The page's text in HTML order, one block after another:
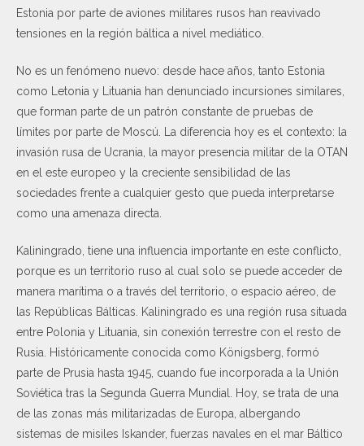
Estonia por parte de aviones militares rusos han reavivado
tensiones en la región báltica a nivel mediático.
No es un fenómeno nuevo: desde hace años, tanto Estonia
como Letonia y Lituania han denunciado incursiones similares,
que forman parte de un patrón constante de pruebas de
límites por parte de Moscú. La diferencia hoy es el contexto: la
invasión rusa de Ucrania, la mayor presencia militar de la OTAN
en el este europeo y la creciente sensibilidad de las
sociedades frente a cualquier gesto que pueda interpretarse
como una amenaza directa.
Kaliningrado, tiene una influencia importante en este conflicto,
porque es un territorio ruso al cual solo se puede acceder de
manera marítima o a través del territorio, o espacio aéreo, de
las Repúblicas Bálticas. Kaliningrado es una región rusa situada
entre Polonia y Lituania, sin conexión terrestre con el resto de
Rusia. Históricamente conocida como Königsberg, formó
parte de Prusia hasta 1945, cuando fue incorporada a la Unión
Soviética tras la Segunda Guerra Mundial. Hoy, se trata de una
de las zonas más militarizadas de Europa, albergando
sistemas de misiles Iskander, fuerzas navales en el mar Báltico